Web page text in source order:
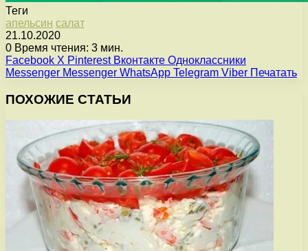
Теги
апельсин салат
21.10.2020
0 Время чтения: 3 мин.
Facebook X Pinterest Вконтакте Одноклассники
Messenger Messenger WhatsApp Telegram Viber Печатать
ПОХОЖИЕ СТАТЬИ